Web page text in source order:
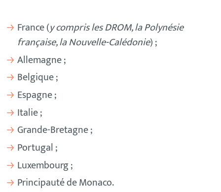
France (y compris les DROM, la Polynésie
française, la Nouvelle-Calédonie) ;
Allemagne ;
Belgique ;
Espagne ;
Italie ;
Grande-Bretagne ;
Portugal ;
Luxembourg ;
Principauté de Monaco.